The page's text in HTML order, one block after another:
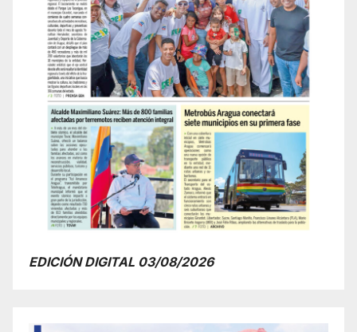
EDICIÓN DIGITAL 03/08/2026